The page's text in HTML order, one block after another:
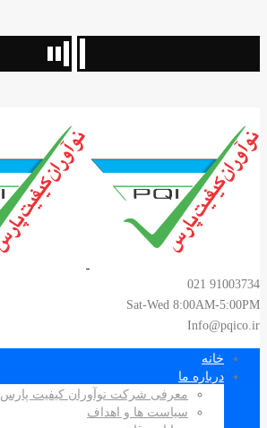
91003734 021
Sat-Wed 8:00AM-5:00PM
Info@pqico.ir
خانه
درباره ما
معرفی شرکت نوآوران کیفیت پارس
سیاست ها و اهداف